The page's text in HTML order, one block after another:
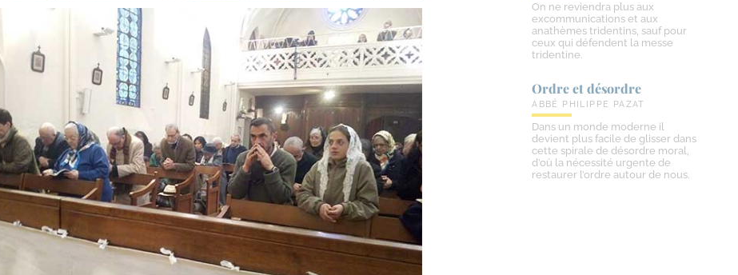
On ne reviendra plus aux
excommunications et aux
anathèmes tridentins, sauf pour
ceux qui défendent la messe
tridentine.
Ordre et désordre
ABBÉ PHILIPPE PAZAT
Dans un monde moderne il
devient plus facile de glisser dans
cette spirale de désordre moral,
d’où la nécessité urgente de
restaurer l’ordre autour de nous.